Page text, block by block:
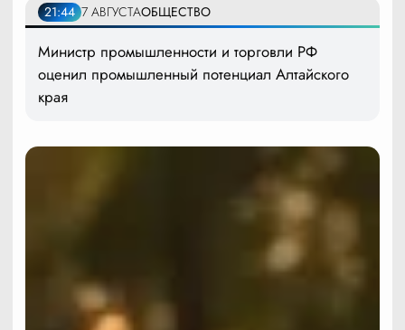
21:44 7 АВГУСТАОБЩЕСТВО
Министр промышленности и торговли РФ
оценил промышленный потенциал Алтайского
края